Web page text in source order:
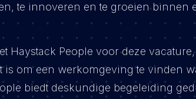
te innoveren en te groeien binnen
Haystack People voor deze
is om een werkomgeving te vinden
biedt deskundige begeleiding